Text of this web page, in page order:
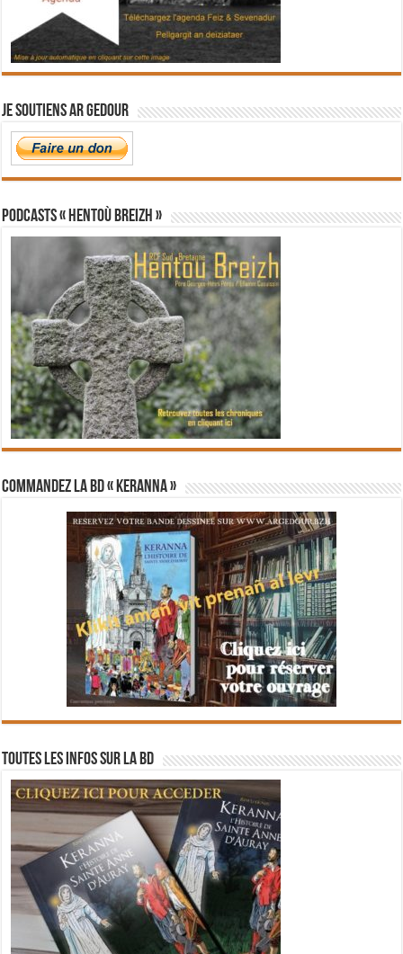
Je soutiens Ar Gedour
PODCASTS « Hentoù Breizh »
Commandez la BD « Keranna »
Toutes les infos sur la BD